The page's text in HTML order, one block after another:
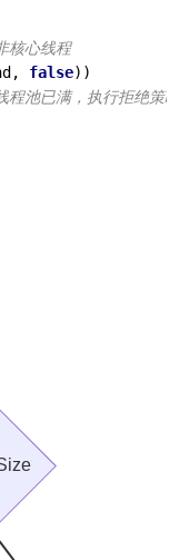
核心线程
false))
池已满，执行拒绝策略